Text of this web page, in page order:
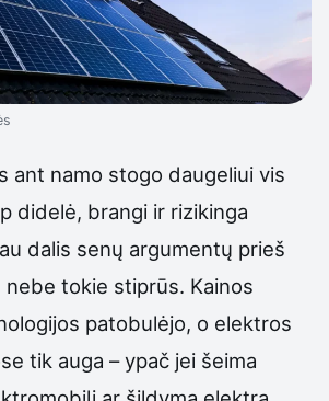
ant namo stogo daugeliui vis
didelė, brangi ir rizikinga
dalis senų argumentų prieš
nebe tokie stiprūs. Kainos
patobulėjo, o elektros
tik auga – ypač jei šeima